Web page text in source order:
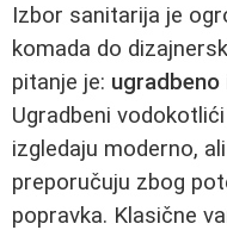
Izbor sanitarija je
komada do
pitanje je:
Ugradbeni
izgledaju moderno,
preporučuju zbog
popravka. Klasične